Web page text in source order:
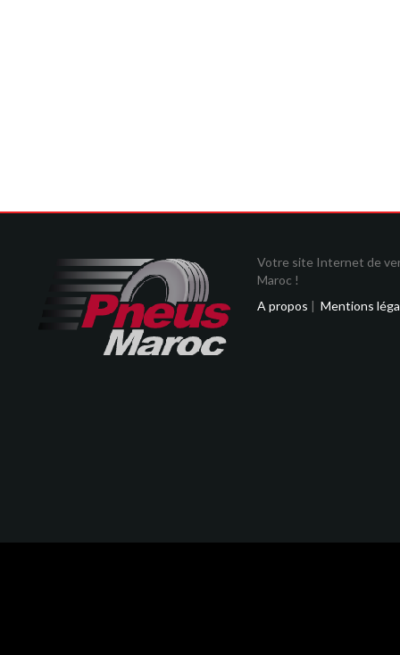
Votre site Internet de
Maroc !
A propos | Mentions